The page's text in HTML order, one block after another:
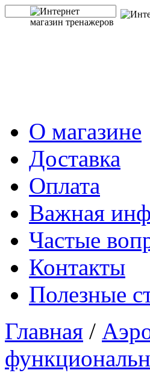
О магазине
Доставка
Оплата
Важная
Частые
Контакты
Полезные
Главная /